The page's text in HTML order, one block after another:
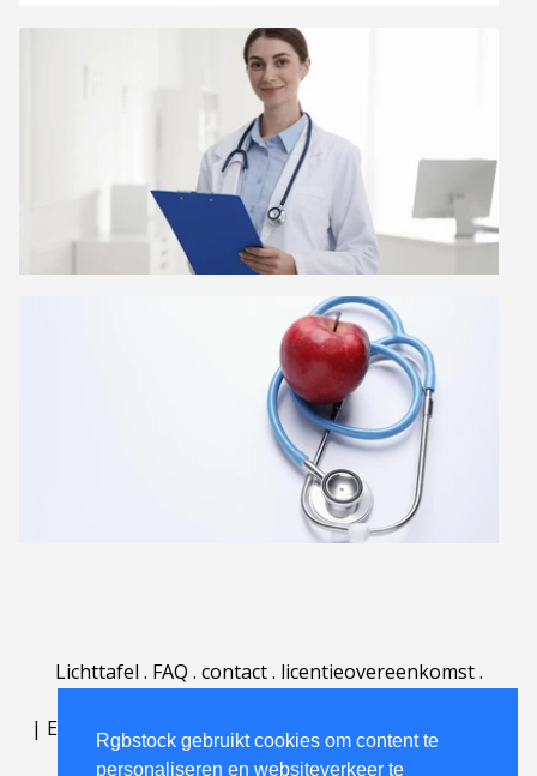
Rgbstock gebruikt cookies om content te
personaliseren en websiteverkeer te
Lichttafel . FAQ . contact. licentieovereenkomst.
| English | Deutsch Español | Português
Nederlands|